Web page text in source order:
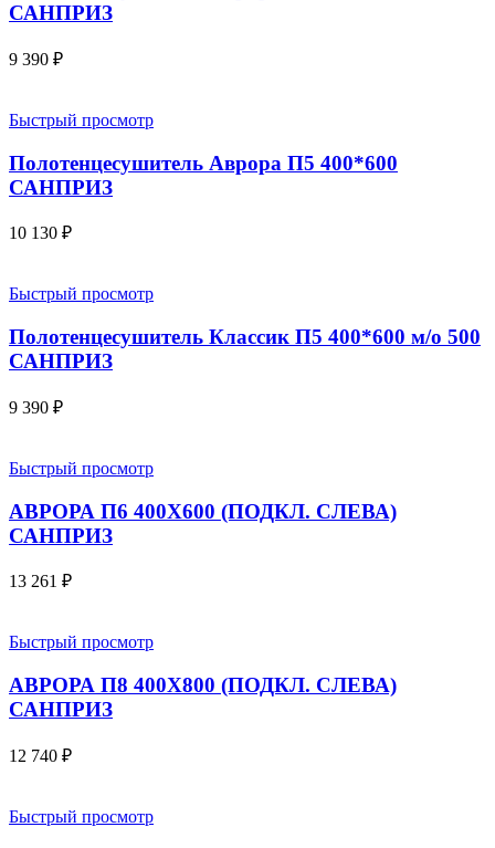
САНПРИЗ
9 390 ₽
Быстрый просмотр
Полотенцесушитель Аврора П5 400*600
САНПРИЗ
10 130 ₽
Быстрый просмотр
Полотенцесушитель Классик П5 400*600 м/о 500
САНПРИЗ
9 390 ₽
Быстрый просмотр
АВРОРА П6 400X600 (ПОДКЛ. СЛЕВА)
САНПРИЗ
13 261 ₽
Быстрый просмотр
АВРОРА П8 400X800 (ПОДКЛ. СЛЕВА)
САНПРИЗ
12 740 ₽
Быстрый просмотр